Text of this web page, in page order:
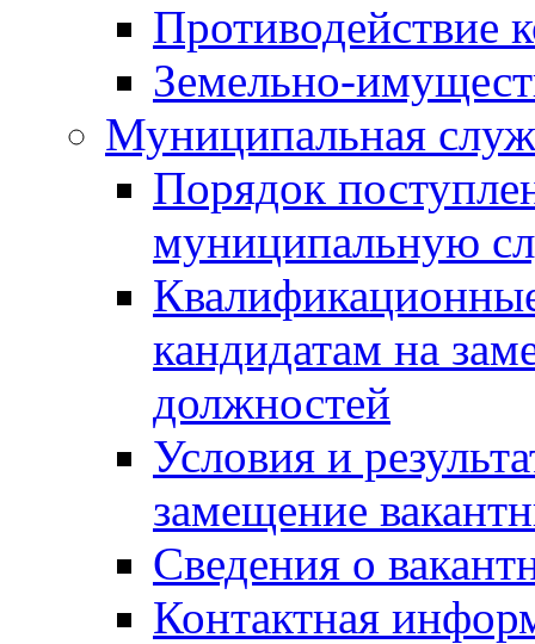
Противодействие
Земельно-
Муниципальная
Порядок
муниципальную
кандидатам на
должностей
Условия и
замещение
Сведения о
Контактная